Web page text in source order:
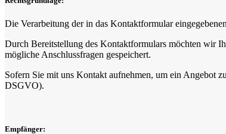
Die Verarbeitung der in das Kontaktformular
Durch Bereitstellung des Kontaktformulars möchten wir
mögliche Anschlussfragen gespeichert.
Sofern Sie mit uns Kontakt aufnehmen, um ein Angebot
DSGVO).
Empfänger: